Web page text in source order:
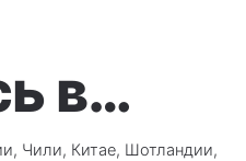
в…
Чили, Китае, Шотландии,